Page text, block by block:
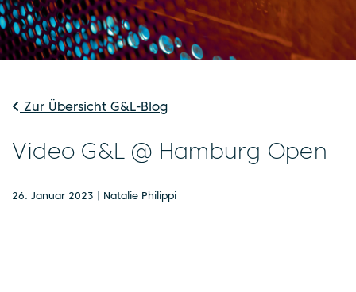
Zur Übersicht G&L-Blog
Video G&L @ Hamburg Open
26. Januar 2023 | Natalie Philippi